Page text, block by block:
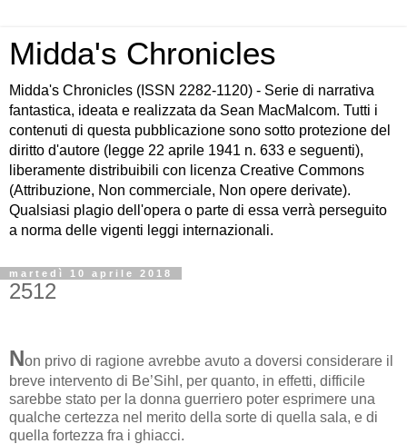
Midda's Chronicles
Midda's Chronicles (ISSN 2282-1120) - Serie di narrativa
fantastica, ideata e realizzata da Sean MacMalcom. Tutti i
contenuti di questa pubblicazione sono sotto protezione del
diritto d'autore (legge 22 aprile 1941 n. 633 e seguenti),
liberamente distribuibili con licenza Creative Commons
(Attribuzione, Non commerciale, Non opere derivate).
Qualsiasi plagio dell'opera o parte di essa verrà perseguito
a norma delle vigenti leggi internazionali.
martedì 10 aprile 2018
2512
Non privo di ragione avrebbe avuto a doversi considerare il
breve intervento di Be’Sihl, per quanto, in effetti, difficile
sarebbe stato per la donna guerriero poter esprimere una
qualche certezza nel merito della sorte di quella sala, e di
quella fortezza fra i ghiacci.